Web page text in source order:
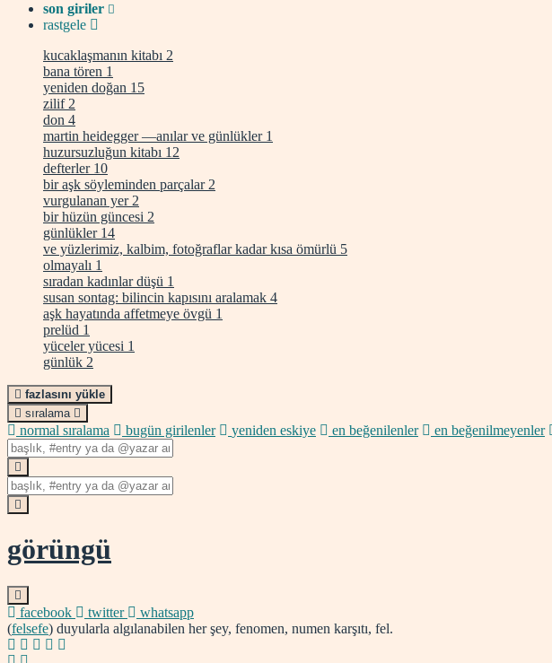
son giriler
rastgele
kucaklaşmanın kitabı 2
bana tören 1
yeniden doğan 15
zilif 2
don 4
martin heidegger —anılar ve günlükler 1
huzursuzluğun kitabı 12
defterler 10
bir aşk söyleminden parçalar 2
vurgulanan yer 2
bir hüzün güncesi 2
günlükler 14
ve yüzlerimiz, kalbim, fotoğraflar kadar kısa ömürlü 5
olmayalı 1
sıradan kadınlar düşü 1
susan sontag: bilincin kapısını aralamak 4
aşk hayatında affetmeye övgü 1
prelüd 1
yüceler yücesi 1
günlük 2
fazlasını yükle
sıralama
normal sıralama bugün girilenler yeniden eskiye en beğenilenler en beğenilmeyenler
görüngü
facebook twitter
whatsapp
(felsefe) duyularla algılanabilen her şey, fenomen, numen karşıtı, fel.